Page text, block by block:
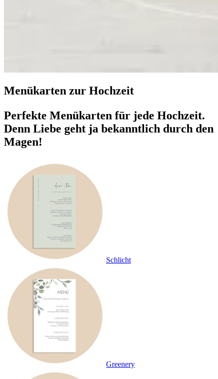
Menükarten zur Hochzeit
Perfekte Menükarten für jede Hochzeit.
Denn Liebe geht ja bekanntlich durch den
Magen!
Schlicht
Greenery